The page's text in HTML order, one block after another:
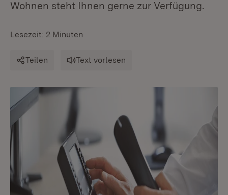
Wohnen steht Ihnen gerne zur Verfügung.
Lesezeit: 2 Minuten
Teilen Text vorlesen